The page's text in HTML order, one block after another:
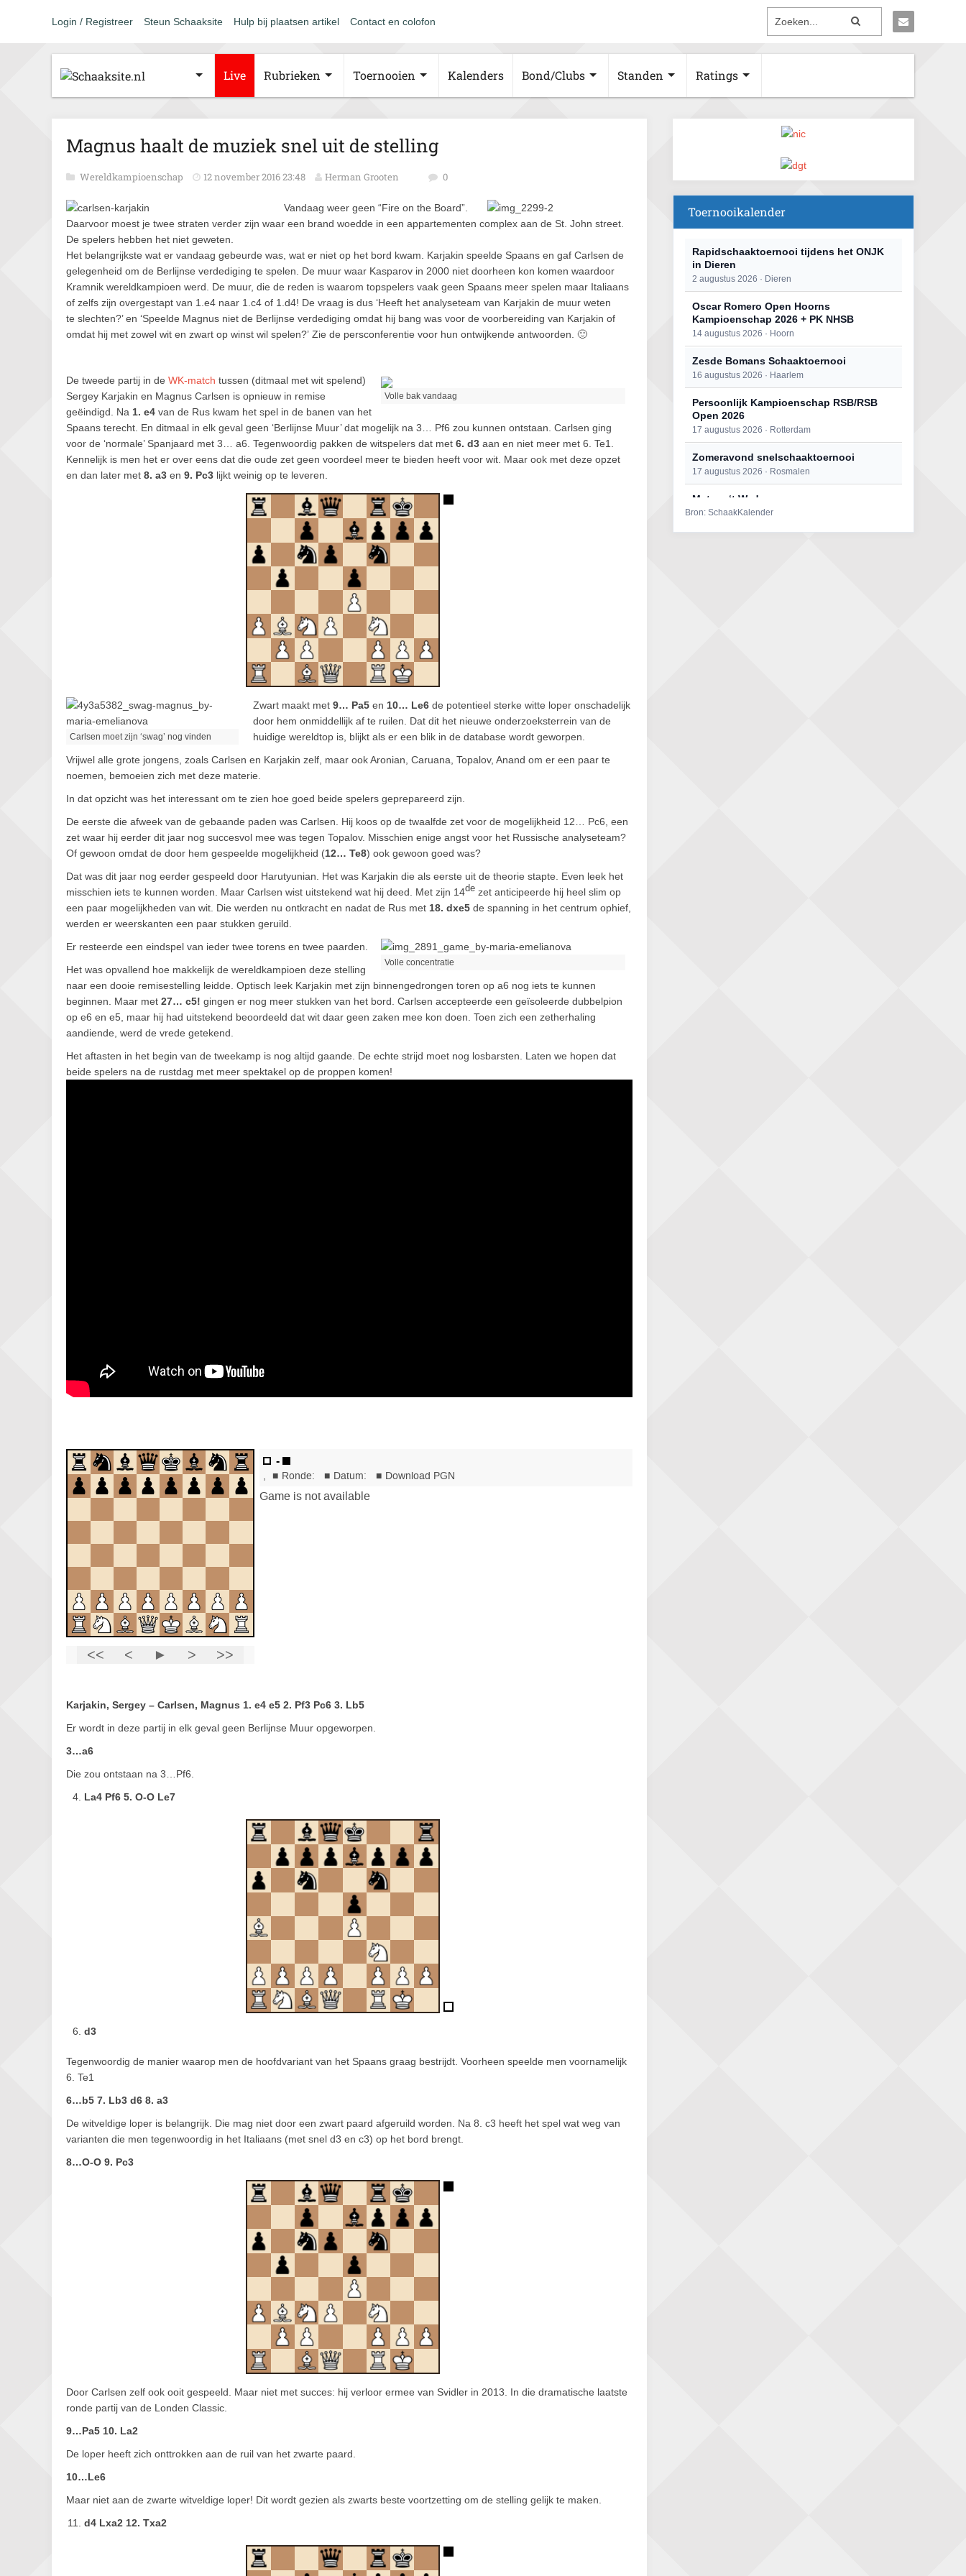
Login / Registreer Steun Schaaksite Hulp bij plaatsen artikel Contact en colofon
Live Rubrieken Toernooien Kalenders Bond/Clubs Standen Ratings
Magnus haalt de muziek snel uit de stelling
Wereldkampioenschap 12 november 2016 23:48 Herman Grooten 0
Vandaag weer geen “Fire on the Board”.
Daarvoor moest je twee straten verder zijn waar een brand woedde in een appartementen complex aan de St. John street.
De spelers hebben het niet geweten.
Het belangrijkste wat er vandaag gebeurde was, wat er niet op het bord kwam. Karjakin speelde Spaans en gaf Carlsen de
gelegenheid om de Berlijnse verdediging te spelen. De muur waar Kasparov in 2000 niet doorheen kon komen waardoor
Kramnik wereldkampioen werd. De muur, die de reden is waarom topspelers vaak geen Spaans meer spelen maar Italiaans
of zelfs zijn overgestapt van 1.e4 naar 1.c4 of 1.d4! De vraag is dus ‘Heeft het analyseteam van Karjakin de muur weten
te slechten?’ en ‘Speelde Magnus niet de Berlijnse verdediging omdat hij bang was voor de voorbereiding van Karjakin of
omdat hij met zowel wit en zwart op winst wil spelen?’ Zie de persconferentie voor hun ontwijkende antwoorden. 🙂
Volle bak vandaag
De tweede partij in de WK-match tussen (ditmaal met wit spelend)
Sergey Karjakin en Magnus Carlsen is opnieuw in remise
geëindigd. Na 1. e4 van de Rus kwam het spel in de banen van het
Spaans terecht. En ditmaal in elk geval geen ‘Berlijnse Muur’ dat mogelijk na 3… Pf6 zou kunnen ontstaan. Carlsen ging
voor de ‘normale’ Spanjaard met 3… a6. Tegenwoordig pakken de witspelers dat met 6. d3 aan en niet meer met 6. Te1.
Kennelijk is men het er over eens dat die oude zet geen voordeel meer te bieden heeft voor wit. Maar ook met deze opzet
en dan later met 8. a3 en 9. Pc3 lijkt weinig op te leveren.
Carlsen moet zijn ‘swag’ nog vinden
Zwart maakt met 9… Pa5 en 10… Le6 de potentieel sterke witte loper onschadelijk
door hem onmiddellijk af te ruilen. Dat dit het nieuwe onderzoeksterrein van de
huidige wereldtop is, blijkt als er een blik in de database wordt geworpen.
Vrijwel alle grote jongens, zoals Carlsen en Karjakin zelf, maar ook Aronian, Caruana, Topalov, Anand om er een paar te
noemen, bemoeien zich met deze materie.
In dat opzicht was het interessant om te zien hoe goed beide spelers geprepareerd zijn.
De eerste die afweek van de gebaande paden was Carlsen. Hij koos op de twaalfde zet voor de mogelijkheid 12… Pc6, een
zet waar hij eerder dit jaar nog succesvol mee was tegen Topalov. Misschien enige angst voor het Russische analyseteam?
Of gewoon omdat de door hem gespeelde mogelijkheid (12… Te8) ook gewoon goed was?
Dat was dit jaar nog eerder gespeeld door Harutyunian. Het was Karjakin die als eerste uit de theorie stapte. Even leek het
misschien iets te kunnen worden. Maar Carlsen wist uitstekend wat hij deed. Met zijn 14de zet anticipeerde hij heel slim op
een paar mogelijkheden van wit. Die werden nu ontkracht en nadat de Rus met 18. dxe5 de spanning in het centrum ophief,
werden er weerskanten een paar stukken geruild.
Volle concentratie
Er resteerde een eindspel van ieder twee torens en twee paarden.
Het was opvallend hoe makkelijk de wereldkampioen deze stelling
naar een dooie remisestelling leidde. Optisch leek Karjakin met zijn binnengedrongen toren op a6 nog iets te kunnen
beginnen. Maar met 27… c5! gingen er nog meer stukken van het bord. Carlsen accepteerde een geïsoleerde dubbelpion
op e6 en e5, maar hij had uitstekend beoordeeld dat wit daar geen zaken mee kon doen. Toen zich een zetherhaling
aandiende, werd de vrede getekend.
Het aftasten in het begin van de tweekamp is nog altijd gaande. De echte strijd moet nog losbarsten. Laten we hopen dat
beide spelers na de rustdag met meer spektakel op de proppen komen!
Karjakin, Sergey – Carlsen, Magnus 1. e4 e5 2. Pf3 Pc6 3. Lb5
Er wordt in deze partij in elk geval geen Berlijnse Muur opgeworpen.
3…a6
Die zou ontstaan na 3…Pf6.
La4 Pf6 5. O-O Le7
d3
Tegenwoordig de manier waarop men de hoofdvariant van het Spaans graag bestrijdt. Voorheen speelde men voornamelijk
6. Te1
6…b5 7. Lb3 d6 8. a3
De witveldige loper is belangrijk. Die mag niet door een zwart paard afgeruild worden. Na 8. c3 heeft het spel wat weg van
varianten die men tegenwoordig in het Italiaans (met snel d3 en c3) op het bord brengt.
8…O-O 9. Pc3
Door Carlsen zelf ook ooit gespeeld. Maar niet met succes: hij verloor ermee van Svidler in 2013. In die dramatische laatste
ronde partij van de Londen Classic.
9…Pa5 10. La2
De loper heeft zich onttrokken aan de ruil van het zwarte paard.
10…Le6
Maar niet aan de zwarte witveldige loper! Dit wordt gezien als zwarts beste voortzetting om de stelling gelijk te maken.
d4 Lxa2 12. Txa2
Toernooikalender
Rapidschaaktoernooi tijdens het ONJK
in Dieren
2 augustus 2026 · Dieren
Oscar Romero Open Hoorns
Kampioenschap 2026 + PK NHSB
14 augustus 2026 · Hoorn
Zesde Bomans Schaaktoernooi
16 augustus 2026 · Haarlem
Persoonlijk Kampioenschap RSB/RSB
Open 2026
17 augustus 2026 · Rotterdam
Zomeravond snelschaaktoernooi
17 augustus 2026 · Rosmalen
Mat op ‘t Wad
22 augustus 2026 · Den Burg, Texel
Bron: SchaakKalender